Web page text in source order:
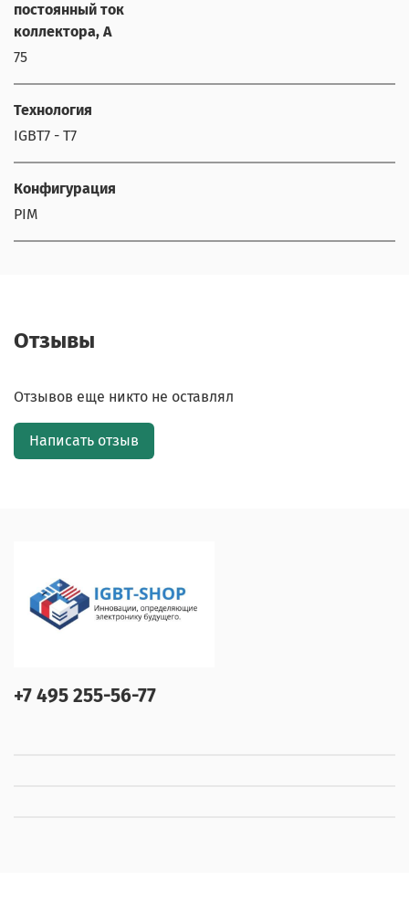
постоянный ток
коллектора, А
75
Технология
IGBT7 - T7
Конфигурация
PIM
Отзывы
Отзывов еще никто не оставлял
Написать отзыв
+7 495 255-56-77